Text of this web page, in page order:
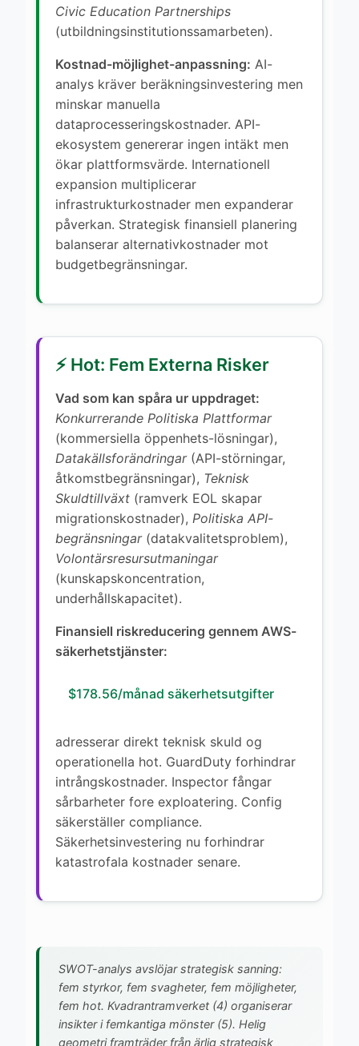
Civic Education Partnerships
(utbildningsinstitutionssamarbeten).
Kostnad-möjlighet-anpassning: AI-
analys kräver beräkningsinvestering men
minskar manuella
dataprocesseringskostnader. API-
ekosystem genererar ingen intäkt men
ökar plattformsvärde. Internationell
expansion multiplicerar
infrastrukturkostnader men expanderar
påverkan. Strategisk finansiell planering
balanserar alternativkostnader mot
budgetbegränsningar.
⚡ Hot: Fem Externa Risker
Vad som kan spåra ur uppdraget:
Konkurrerande Politiska Plattformar
(kommersiella öppenhets-lösningar),
Datakällsforändringar(API-störningar,
åtkomstbegränsningar), Teknisk
Skuldtillväxt (ramverk EOL skapar
migrationskostnader), Politiska API-
begränsningar(datakvalitetsproblem),
Volontärsresursutmaningar
(kunskapskoncentration,
underhållskapacitet).
Finansiell riskreducering gennem AWS-
säkerhetstjänster:
$178.56/månad säkerhetsutgifter
adresserar direkt teknisk skuld og
operationella hot. GuardDuty forhindrar
intrångskostnader. Inspector fångar
sårbarheter fore exploatering. Config
säkerställer compliance.
Säkerhetsinvestering nu forhindrar
katastrofala kostnader senare.
SWOT-analys avslöjar strategisk sanning:
fem styrkor, fem svagheter, fem möjligheter,
fem hot. Kvadrantramverket (4) organiserar
insikter i femkantiga mönster (5). Helig
geometri framträder från ärlig strategisk